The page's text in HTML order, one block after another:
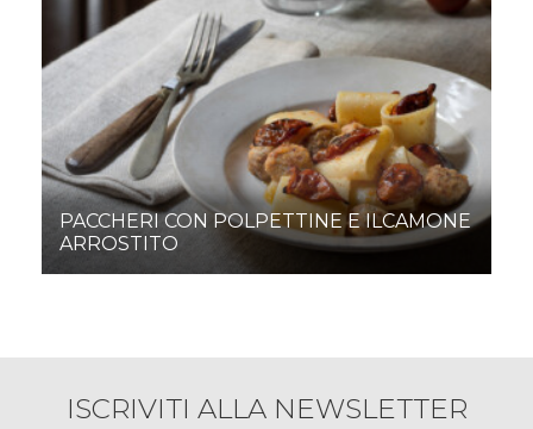
PACCHERI CON POLPETTINE E ILCAMONE
ARROSTITO
ISCRIVITI ALLA NEWSLETTER